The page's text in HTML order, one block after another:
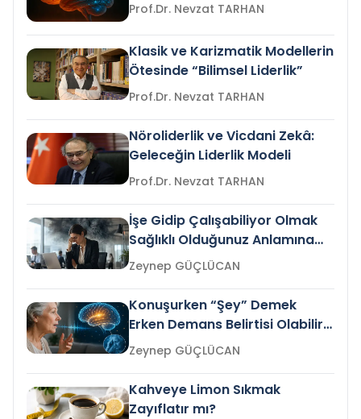
Prof.Dr. Nevzat TARHAN
Klasik ve Karizmatik Modellerin
Ötesinde “Bilimsel Liderlik”
Prof.Dr. Nevzat TARHAN
Nöroliderlik ve Vicdani Zekâ:
Geleceğin Liderlik Modeli
Prof.Dr. Nevzat TARHAN
İşe Gidip Çalışabiliyor Olmak
Sağlıklı Olduğunuz Anlamına
Gelir mi?Zeynep GÜÇLÜCAN
Konuşurken “Şey” Demek
Erken Demans Belirtisi Olabilir
mi?
Zeynep GÜÇLÜCAN
Kahveye Limon Sıkmak
Zayıflatır mı?